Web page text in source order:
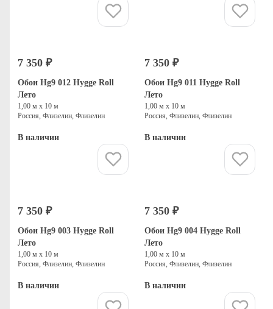
7 350 ₽
Обои Hg9 012 Hygge Roll
Лето
1,00 м х 10 м
Россия, Флизелин, Флизелин
В наличии
7 350 ₽
Обои Hg9 011 Hygge Roll
Лето
1,00 м х 10 м
Россия, Флизелин, Флизелин
В наличии
7 350 ₽
Обои Hg9 003 Hygge Roll
Лето
1,00 м х 10 м
Россия, Флизелин, Флизелин
В наличии
7 350 ₽
Обои Hg9 004 Hygge Roll
Лето
1,00 м х 10 м
Россия, Флизелин, Флизелин
В наличии